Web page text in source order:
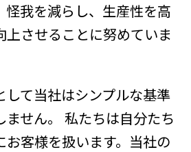
怪我を減らし、生産性を高
上させることに努めていま
して当社はシンプルな基準
ません。 私たちは自分たち
お客様を扱います。当社の